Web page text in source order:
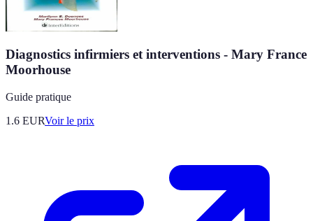
Diagnostics infirmiers et interventions - Mary France
Moorhouse
Guide pratique
1.6 EURVoir le prix